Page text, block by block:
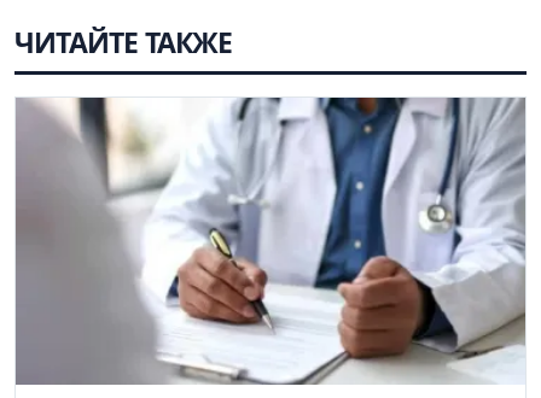
ЧИТАЙТЕ ТАКЖЕ